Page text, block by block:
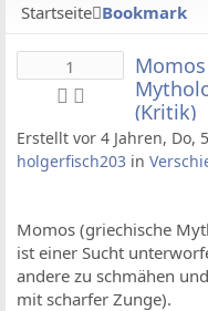
Startseite Bookmark
1
(Kritik)
Erstellt vor 4 Jahren, Do,
holgerfisch203 in
Momos (griechische
ist einer Sucht
andere zu schmähen
mit scharfer Zunge).